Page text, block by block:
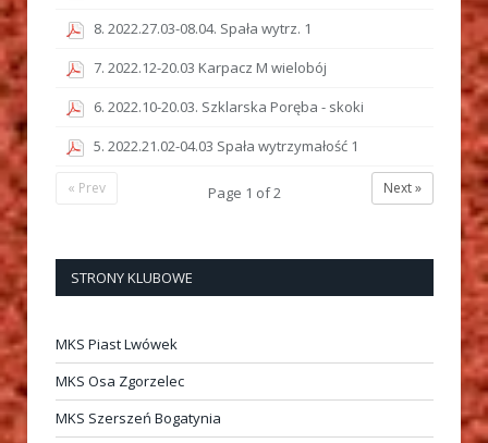
8. 2022.27.03-08.04. Spała wytrz. 1
7. 2022.12-20.03 Karpacz M wielobój
6. 2022.10-20.03. Szklarska Poręba - skoki
5. 2022.21.02-04.03 Spała wytrzymałość 1
Next »
Page 1 of2
« Prev
STRONY KLUBOWE
MKS Piast Lwówek
MKS Osa Zgorzelec
MKS Szerszeń Bogatynia